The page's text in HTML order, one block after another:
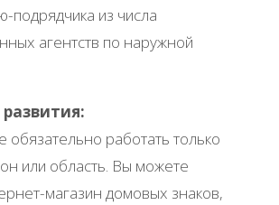
подрядчика из числа
агентств по наружной
обязательно работать только
или область. Вы можете
магазин домовых знаков,